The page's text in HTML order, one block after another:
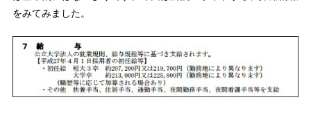
をみてみました。